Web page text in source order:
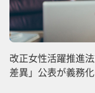
改正女性活躍推進
差異」公表が義務